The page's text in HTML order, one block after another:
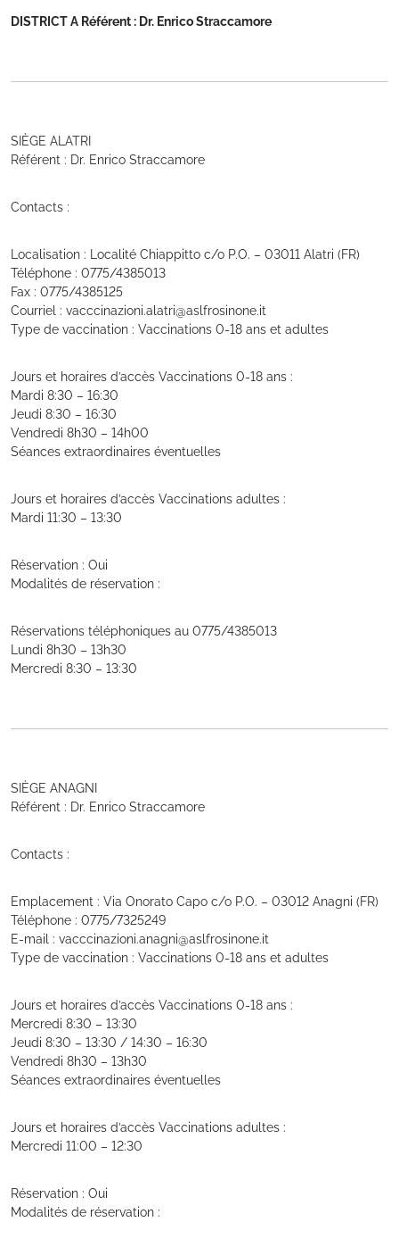
DISTRICT A Référent : Dr. Enrico Straccamore
SIÈGE ALATRI
Référent : Dr. Enrico Straccamore
Contacts :
Localisation : Localité Chiappitto c/o P.O. – 03011 Alatri (FR)
Téléphone : 0775/4385013
Fax : 0775/4385125
Courriel : vacccinazioni.alatri@aslfrosinone.it
Type de vaccination : Vaccinations 0-18 ans et adultes
Jours et horaires d’accès Vaccinations 0-18 ans :
Mardi 8:30 – 16:30
Jeudi 8:30 – 16:30
Vendredi 8h30 – 14h00
Séances extraordinaires éventuelles
Jours et horaires d’accès Vaccinations adultes :
Mardi 11:30 – 13:30
Réservation : Oui
Modalités de réservation :
Réservations téléphoniques au 0775/4385013
Lundi 8h30 – 13h30
Mercredi 8:30 – 13:30
SIÈGE ANAGNI
Référent : Dr. Enrico Straccamore
Contacts :
Emplacement : Via Onorato Capo c/o P.O. – 03012 Anagni (FR)
Téléphone : 0775/7325249
E-mail : vacccinazioni.anagni@aslfrosinone.it
Type de vaccination : Vaccinations 0-18 ans et adultes
Jours et horaires d’accès Vaccinations 0-18 ans :
Mercredi 8:30 – 13:30
Jeudi 8:30 – 13:30 / 14:30 – 16:30
Vendredi 8h30 – 13h30
Séances extraordinaires éventuelles
Jours et horaires d’accès Vaccinations adultes :
Mercredi 11:00 – 12:30
Réservation : Oui
Modalités de réservation :